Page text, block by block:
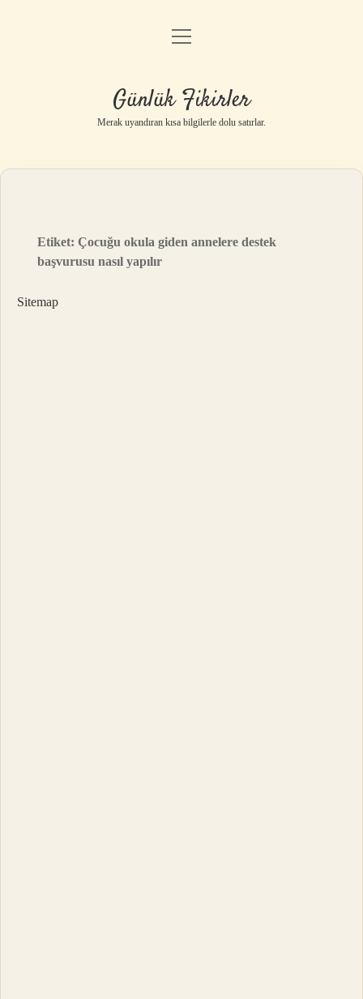
Anasayfa
Yasal Uyarı
menüyü
Günlük Fikirler
Merak uyandıran kısa bilgilerle dolu satırlar.
Etiket:Çocuğu okula giden annelere destek
başvurusu nasıl yapılır
Sitemap